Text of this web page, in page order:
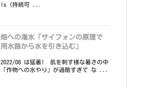
ls（持続可 ...
畑への潅水「サイフォンの原理で
用水路から水を引き込む」
2022/08 は猛暑! 肌を刺す様な暑さの中
「作物への水やり」が過酷すぎて な ...